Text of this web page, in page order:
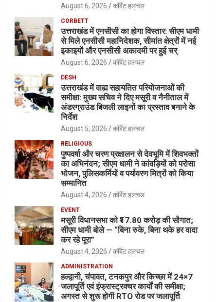
August 6, 2026 कॉर्बेट हलचल
CORBETT
उत्तराखंड में एनसीसी का होगा विस्तार: सीएम धामी
से मिले एनसीसी महानिदेशक, सीमांत क्षेत्रों में नई
इकाइयों और एनसीसी अकादमी पर हुई चर्
August 6, 2026 कॉर्बेट हलचल
DESH
उत्तराखंड में वाह्य सहायतित परियोजनाओं की
समीक्षा: मुख्य सचिव ने दिए मसूरी व नैनीताल में
अंडरग्राउंड बिजली लाइनों का प्रस्ताव बनाने के
निर्देश
August 5, 2026 कॉर्बेट हलचल
RELIGIOUS
पुष्पवर्षा और चरण प्रक्षालन से देवभूमि में शिवभक्तों
का अभिनंदन; सीएम धामी ने कांवड़ियों को परोसा
भोजन, पुलिसकर्मियों व पर्यावरण मित्रों को किया
सम्मानित
August 4, 2026 कॉर्बेट हलचल
EVENT
मसूरी विधानसभा को ₹17.80 करोड़ की सौगात;
सीएम धामी बोले — “बिना रुके, बिना थके हर वादा
कर रहे पूरा”
August 4, 2026 कॉर्बेट हलचल
ADMINISTRATION
हल्द्वानी, चंपावत, टनकपुर और किच्छा में 24×7
जलापूर्ति एवं इंफ्रास्ट्रक्चर कार्यों की समीक्षा;
अगस्त से शुरू होगी RTO रोड पर जलापूर्ति